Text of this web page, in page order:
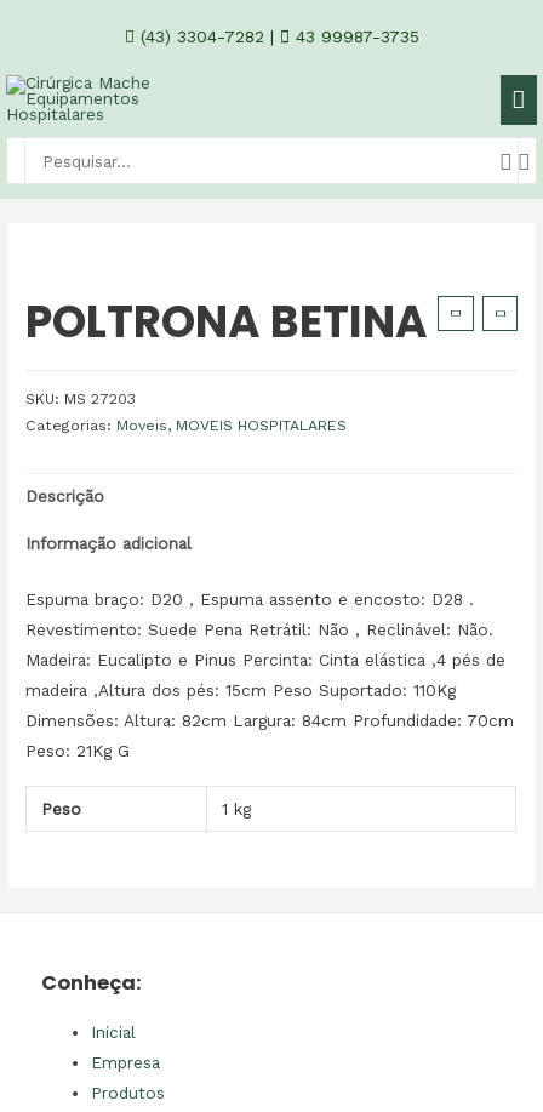
(43) 3304-7282 | 43 99987-3735
POLTRONA BETINA
SKU: MS 27203
Categorias: Moveis, MOVEIS HOSPITALARES
Descrição
Informação adicional
Espuma braço: D20 , Espuma assento e encosto: D28 .
Revestimento: Suede Pena Retrátil: Não , Reclinável: Não.
Madeira: Eucalipto e Pinus Percinta: Cinta elástica ,4 pés de
madeira ,Altura dos pés: 15cm Peso Suportado: 110Kg
Dimensões: Altura: 82cm Largura: 84cm Profundidade: 70cm
Peso: 21Kg G
Peso 1 kg
Conheça:
Inicial
Empresa
Produtos